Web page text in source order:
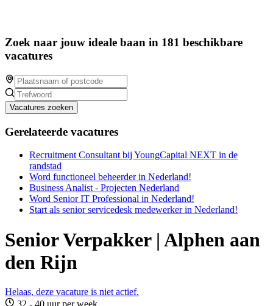
Zoek naar jouw ideale baan in 181 beschikbare
vacatures
Vacatures zoeken
Gerelateerde vacatures
Recruitment Consultant bij YoungCapital NEXT in de
randstad
Word functioneel beheerder in Nederland!
Business Analist - Projecten Nederland
Word Senior IT Professional in Nederland!
Start als senior servicedesk medewerker in Nederland!
Senior Verpakker | Alphen aan
den Rijn
Helaas, deze vacature is niet actief.